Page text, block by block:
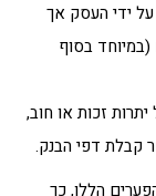
ידי העסק אך
בסוף
זכות או חוב,
קבלת דפי הבנק.
הללו, כך